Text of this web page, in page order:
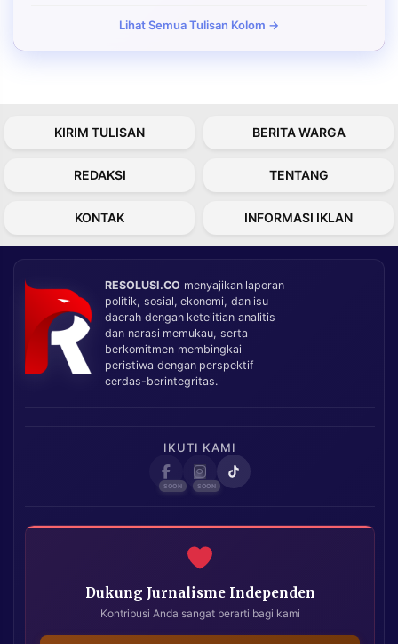
Lihat Semua Tulisan Kolom →
KIRIM TULISAN BERITA WARGA
REDAKSI TENTANG
KONTAK INFORMASI IKLAN
RESOLUSI.CO menyajikan laporan
politik, sosial, ekonomi, dan isu
daerah dengan ketelitian analitis
dan narasi memukau, serta
berkomitmen membingkai
peristiwa dengan perspektif
cerdas-berintegritas.
IKUTI KAMI
Dukung Jurnalisme Independen
Kontribusi Anda sangat berarti bagi kami